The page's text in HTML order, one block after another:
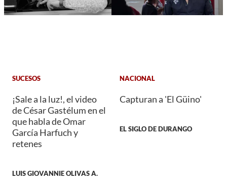
SUCESOS
¡Sale a la luz!, el video
de César Gastélum en el
que habla de Omar
García Harfuch y
retenes
LUIS GIOVANNIE OLIVAS A.
NACIONAL
Capturan a 'El Güino'
EL SIGLO DE DURANGO